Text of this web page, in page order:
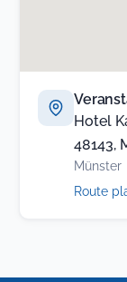
Hotel
48143,
Münster
Route